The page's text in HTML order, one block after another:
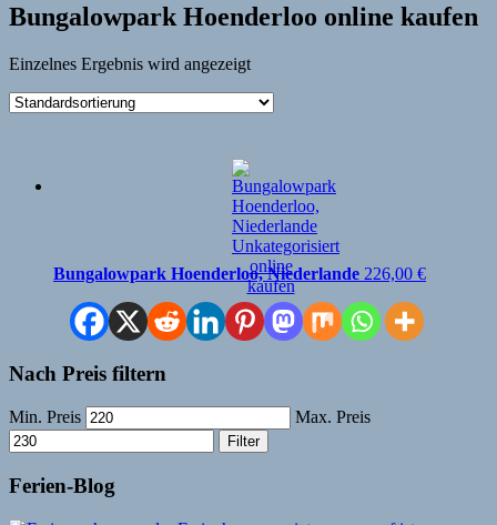
Bungalowpark Hoenderloo online kaufen
Einzelnes Ergebnis wird angezeigt
Bungalowpark Hoenderloo, Niederlande 226,00 €
Nach Preis filtern
Min. Preis Max. Preis
Filter
Ferien-Blog